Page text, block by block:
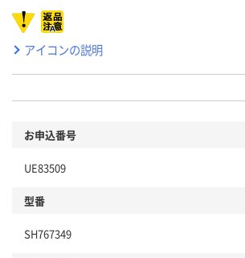
アイコンの説明
お申込番号
UE83509
型番
SH767349